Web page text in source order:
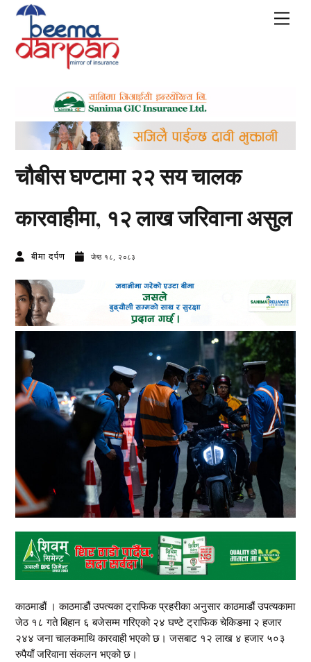
Skip
content
चौबीस घण्टामा २२ सय चालक
कारवाहीमा, १२ लाख जरिवाना असुल
बीमा दर्पण जेष्ठ १८, २०८३
काठमाडौं । काठमाडौं उपत्यका ट्राफिक प्रहरीका अनुसार काठमाडौं उपत्यकामा
जेठ १८ गते बिहान ६ बजेसम्म गरिएको २४ घण्टे ट्राफिक चेकिङमा २ हजार
२४४ जना चालकमाथि कारवाही भएको छ। जसबाट १२ लाख ४ हजार ५०३
रुपैयाँ जरिवाना संकलन भएको छ।